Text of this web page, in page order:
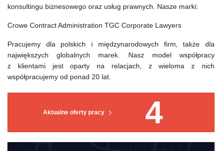
Aktualne oferty pracy 4
konsultingu biznesowego oraz usług prawnych. Nasze marki:
Crowe Contract Administration TGC Corporate Lawyers
Pracujemy dla polskich i międzynarodowych firm, także dla
największych globalnych marek. Nasz model współpracy
z klientami jest oparty na relacjach, z wieloma z nich
współpracujemy od ponad 20 lat.